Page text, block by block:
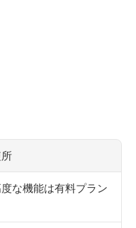
な機能は有料プラン